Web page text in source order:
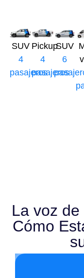
SUV
4
pasajeros
Pickup
4
pasajeros
SUV
6
La voz
Cómo